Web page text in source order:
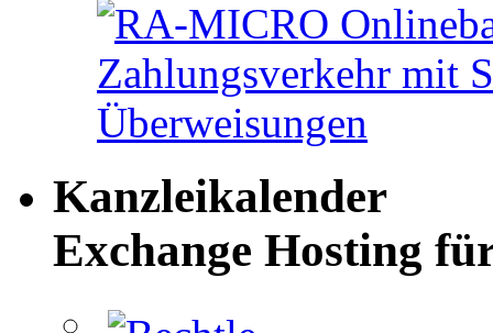
Kanzleikalender
Exchange Hosting